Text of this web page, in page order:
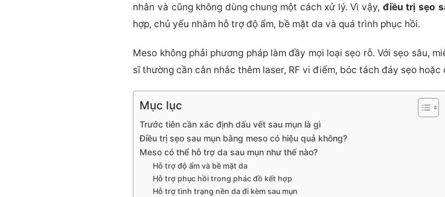
nhân và cũng không dùng chung một cách xử lý. Vì vậy, điều trị sẹo
hợp, chủ yếu nhằm hỗ trợ độ ẩm, bề mặt da và quá trình phục hồi.
Meso không phải phương pháp làm đầy mọi loại sẹo rỗ. Với sẹo sâu,
sĩ thường cần cân nhắc thêm laser, RF vi điểm, bóc tách đáy sẹo hoặc
Mục lục
Trước tiên cần xác định dấu vết sau mụn là gì
Điều trị sẹo sau mụn bằng meso có hiệu quả không?
Meso có thể hỗ trợ da sau mụn như thế nào?
Hỗ trợ độ ẩm và bề mặt da
Hỗ trợ phục hồi trong phác đồ kết hợp
Hỗ trợ tình trạng nền da đi kèm sau mụn